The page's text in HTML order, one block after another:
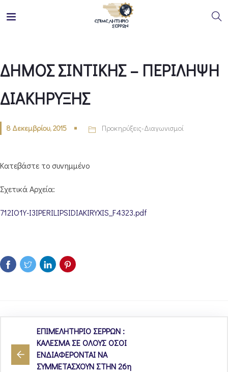
ΔΗΜΟΣ ΣΙΝΤΙΚΗΣ – ΠΕΡΙΛΗΨΗ
ΔΙΑΚΗΡΥΞΗΣ
8 Δεκεμβρίου, 2015 Προκηρύξεις-Διαγωνισμοί
Κατεβάστε το συνημμένο
Σχετικά Αρχεία:
712IO1Y-I3IPERILIPSIDIAKIRYXIS_F4323.pdf
ΕΠΙΜΕΛΗΤΗΡΙΟ ΣΕΡΡΩΝ :
ΚΑΛΕΣΜΑ ΣΕ ΟΛΟΥΣ ΟΣΟΙ
ΕΝΔΙΑΦΕΡΟΝΤΑΙ ΝΑ
ΣΥΜΜΕΤΑΣΧΟΥΝ ΣΤΗΝ 26η